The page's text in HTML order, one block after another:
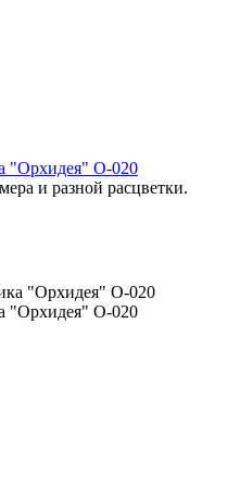
"Орхидея" О-020
и разной расцветки.
"Орхидея" О-020